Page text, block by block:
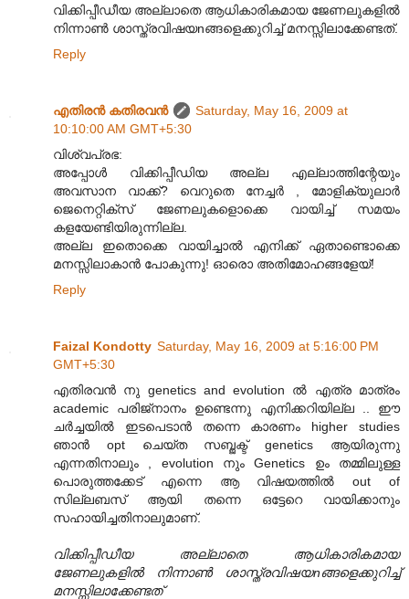
വിക്കിപ്പീഡീയ അല്ലാതെ ആധികാരികമായ ജേണലുകളിൽ
നിന്നാൺ ശാസ്ത്രവിഷയnങ്ങളെക്കുറിച്ച് മനസ്സിലാക്കേണ്ടത്.
Reply
എതിരന്‍ കതിരവന്‍
Saturday, May 16, 2009 at
10:10:00 AM GMT+5:30
വിശ്വപ്രഭ:
അപ്പോൾ വിക്കിപ്പീഡിയ അല്ല എല്ലാത്തിന്റേയും
അവസാന വാക്ക്? വെറുതെ നേച്ചർ , മോളിക്യുലാർ
ജെനെറ്റിക്സ് ജേണലുകളൊക്കെ വായിച്ച് സമയം
കളയേണ്ടിയിരുന്നില്ല.
അല്ല ഇതൊക്കെ വായിച്ചാൽ എനിക്ക് ഏതാണ്ടൊക്കെ
മനസ്സിലാകാൻ പോകുന്നു! ഓരൊ അതിമോഹങ്ങളേയ്!
Reply
Faizal Kondotty Saturday, May 16, 2009 at 5:16:00 PM
GMT+5:30
എതിരവന്‍ നു genetics and evolution ല്‍ എത്ര മാത്രം
academic പരിജ്നാനം ഉണ്ടെന്നു എനിക്കറിയില്ല .. ഈ
ചര്‍ച്ചയില്‍ ഇടപെടാന്‍ തന്നെ കാരണം higher studies
ഞാന്‍ opt ചെയ്ത സബ്ജക്ട് genetics ആയിരുന്നു
എന്നതിനാലും , evolution നും Genetics ഉം തമ്മിലുള്ള
പൊരുത്തക്കേട് എന്നെ ആ വിഷയത്തില്‍ out of
സില്ലബസ് ആയി തന്നെ ഒട്ടേറെ വായിക്കാനും
സഹായിച്ചതിനാലുമാണ്.
വിക്കിപ്പീഡീയ അല്ലാതെ ആധികാരികമായ
ജേണലുകളിൽ നിന്നാൺ ശാസ്ത്രവിഷയnങ്ങളെക്കുറിച്ച്
മനസ്സിലാക്കേണ്ടത്